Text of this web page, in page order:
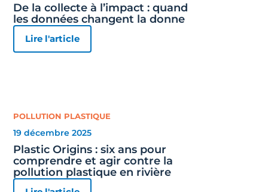
De la collecte à l’impact : quand
les données changent la donne
Lire l'article
POLLUTION PLASTIQUE
19 décembre 2025
Plastic Origins : six ans pour
comprendre et agir contre la
pollution plastique en rivière